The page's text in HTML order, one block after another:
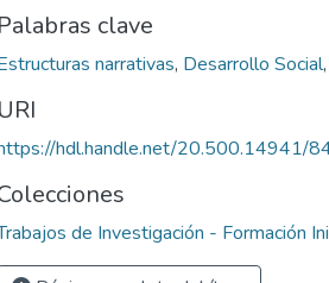
Palabras clave
narrativas, Desarrollo Social,
URI
hdl.handle.net/20.500.14941/
de Investigación - Formación